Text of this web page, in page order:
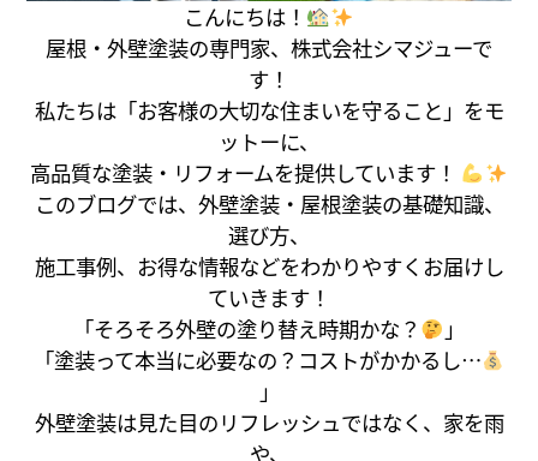
こんにちは！
屋根・外壁塗装の専門家、株式会社シマジューで
す！
私たちは「お客様の大切な住まいを守ること」をモ
ットーに、
高品質な塗装・リフォームを提供しています！
このブログでは、外壁塗装・屋根塗装の基礎知識、
選び方、
施工事例、お得な情報などをわかりやすくお届けし
ていきます！
「そろそろ外壁の塗り替え時期かな？
」
「塗装って本当に必要なの？コストがかかるし…
」
外壁塗装は見た目のリフレッシュではなく、家を雨
や、